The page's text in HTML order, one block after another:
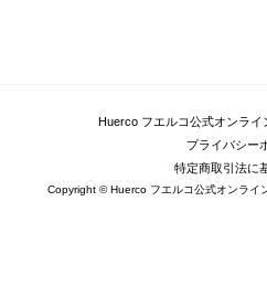
Huerco フエルコ公式オンライ
プライバシー
特定商取引法に
Copyright © Huerco フエルコ公式オンライ